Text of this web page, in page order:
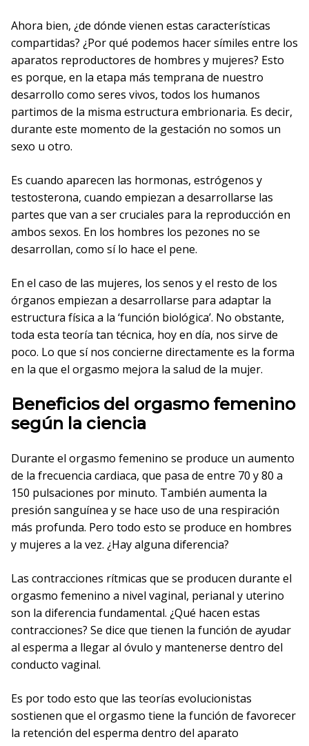
Ahora bien, ¿de dónde vienen estas características
compartidas? ¿Por qué podemos hacer símiles entre los
aparatos reproductores de hombres y mujeres? Esto
es porque, en la etapa más temprana de nuestro
desarrollo como seres vivos, todos los humanos
partimos de la misma estructura embrionaria. Es decir,
durante este momento de la gestación no somos un
sexo u otro.
Es cuando aparecen las hormonas, estrógenos y
testosterona, cuando empiezan a desarrollarse las
partes que van a ser cruciales para la reproducción en
ambos sexos. En los hombres los pezones no se
desarrollan, como sí lo hace el pene.
En el caso de las mujeres, los senos y el resto de los
órganos empiezan a desarrollarse para adaptar la
estructura física a la ‘función biológica’. No obstante,
toda esta teoría tan técnica, hoy en día, nos sirve de
poco. Lo que sí nos concierne directamente es la forma
en la que el orgasmo mejora la salud de la mujer.
Beneficios del orgasmo femenino
según la ciencia
Durante el orgasmo femenino se produce un aumento
de la frecuencia cardiaca, que pasa de entre 70 y 80 a
150 pulsaciones por minuto. También aumenta la
presión sanguínea y se hace uso de una respiración
más profunda. Pero todo esto se produce en hombres
y mujeres a la vez. ¿Hay alguna diferencia?
Las contracciones rítmicas que se producen durante el
orgasmo femenino a nivel vaginal, perianal y uterino
son la diferencia fundamental. ¿Qué hacen estas
contracciones? Se dice que tienen la función de ayudar
al esperma a llegar al óvulo y mantenerse dentro del
conducto vaginal.
Es por todo esto que las teorías evolucionistas
sostienen que el orgasmo tiene la función de favorecer
la retención del esperma dentro del aparato